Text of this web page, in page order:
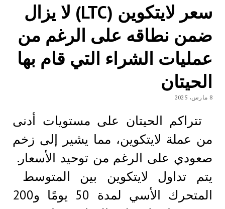
سعر لايتكوين (LTC) لا يزال
ضمن نطاقه على الرغم من
عمليات الشراء التي قام بها
الحيتان
8 مارس، 2025
تتراكم الحيتان على مستويات أدنى
من عملة لايتكوين، مما يشير إلى زخم
صعودي على الرغم من توحيد الأسعار.
يتم تداول لايتكوين بين المتوسط ​​
المتحرك الأسي لمدة 50 يومًا و200